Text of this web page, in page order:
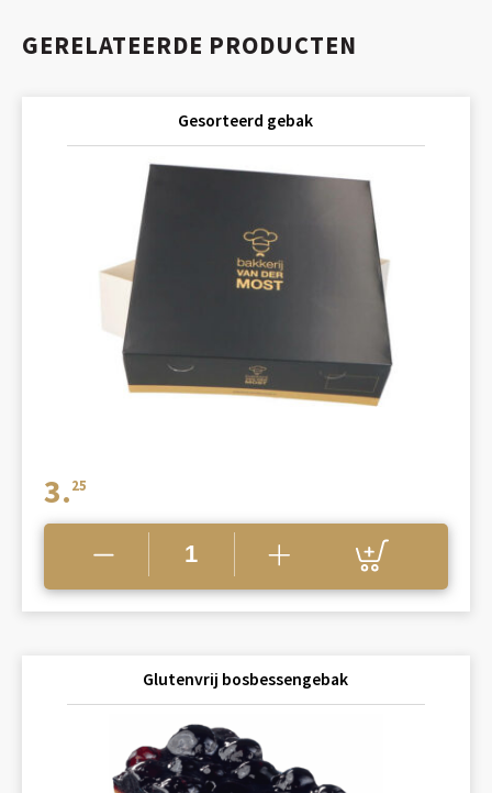
GERELATEERDE PRODUCTEN
Gesorteerd gebak
3. 25
Glutenvrij bosbessengebak